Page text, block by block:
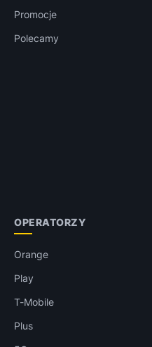
Promocje
Polecamy
OPERATORZY
Orange
Play
T-Mobile
Plus